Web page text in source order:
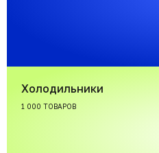
Холодильники
1 000 ТОВАРОВ